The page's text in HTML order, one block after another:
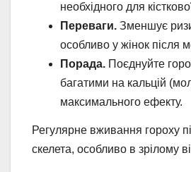
необхідного для
Переваги. Зменшує
особливо у жінок після
Порада. Поєднуйте
багатими на кальцій
максимального ефекту.
Регулярне вживання гороху
скелета, особливо в зрілому